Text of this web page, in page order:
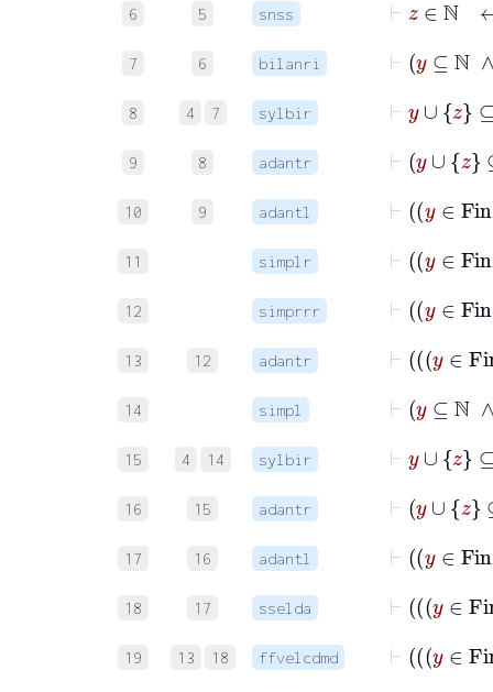
6 5 snss
7 6 bilanri
8 4 7 sylbir
⊢y ∪
9 8 adantr
10 9 adantl
11 simplr
12 simprrr
13 12 adantr
14 simpl
15 4 14 sylbir
⊢ y∪
16 15 adantr
17 16 adantl
18 17 sselda
19 13 18 ffvelcdmd